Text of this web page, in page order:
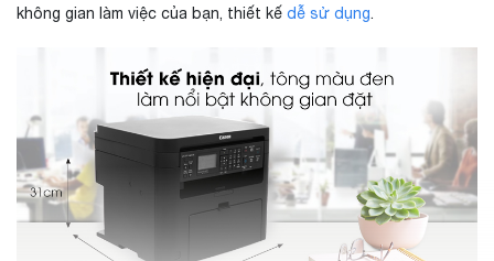
không gian làm việc của bạn, thiết kế dễ sử dụng.